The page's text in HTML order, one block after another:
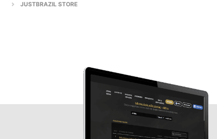
JUSTBRAZIL STORE